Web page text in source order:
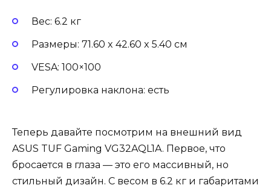
Вес: 6.2 кг
Размеры: 71.60 x 42.60 x 5.40 см
VESA: 100×100
Регулировка наклона: есть
Теперь давайте посмотрим на внешний вид
ASUS TUF Gaming VG32AQL1A. Первое, что
бросается в глаза — это его массивный, но
стильный дизайн. С весом в 6.2 кг и габаритами